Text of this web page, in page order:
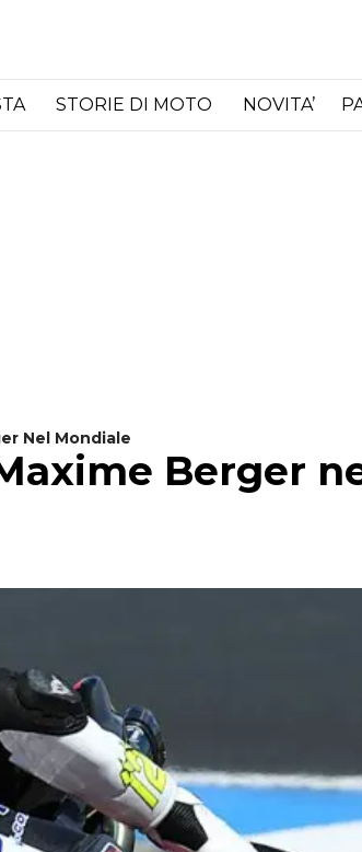
STORIE DI MOTO NOVITA’
Nel Mondiale
Berger